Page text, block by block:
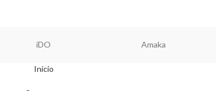
iDO Amaka
Início